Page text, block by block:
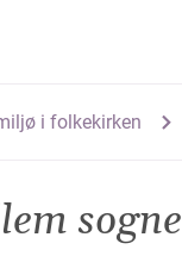
i folkekirken
sogne